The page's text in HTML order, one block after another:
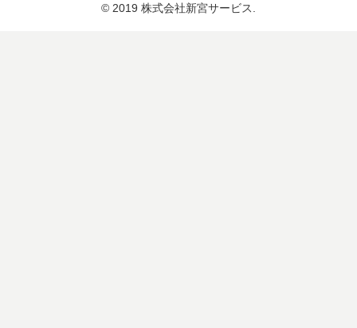
© 2019 株式会社新宮サービス.